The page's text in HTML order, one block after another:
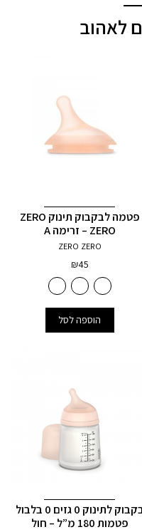
לאהוב
פטמה לבקבוק תינוק ZERO
ZERO – זרימה A
ZERO ZERO
₪45
הוספה לסל
בקבוק לתינוק 0 גזים 0 בלבול
פטמות 180 מ”ל – חול